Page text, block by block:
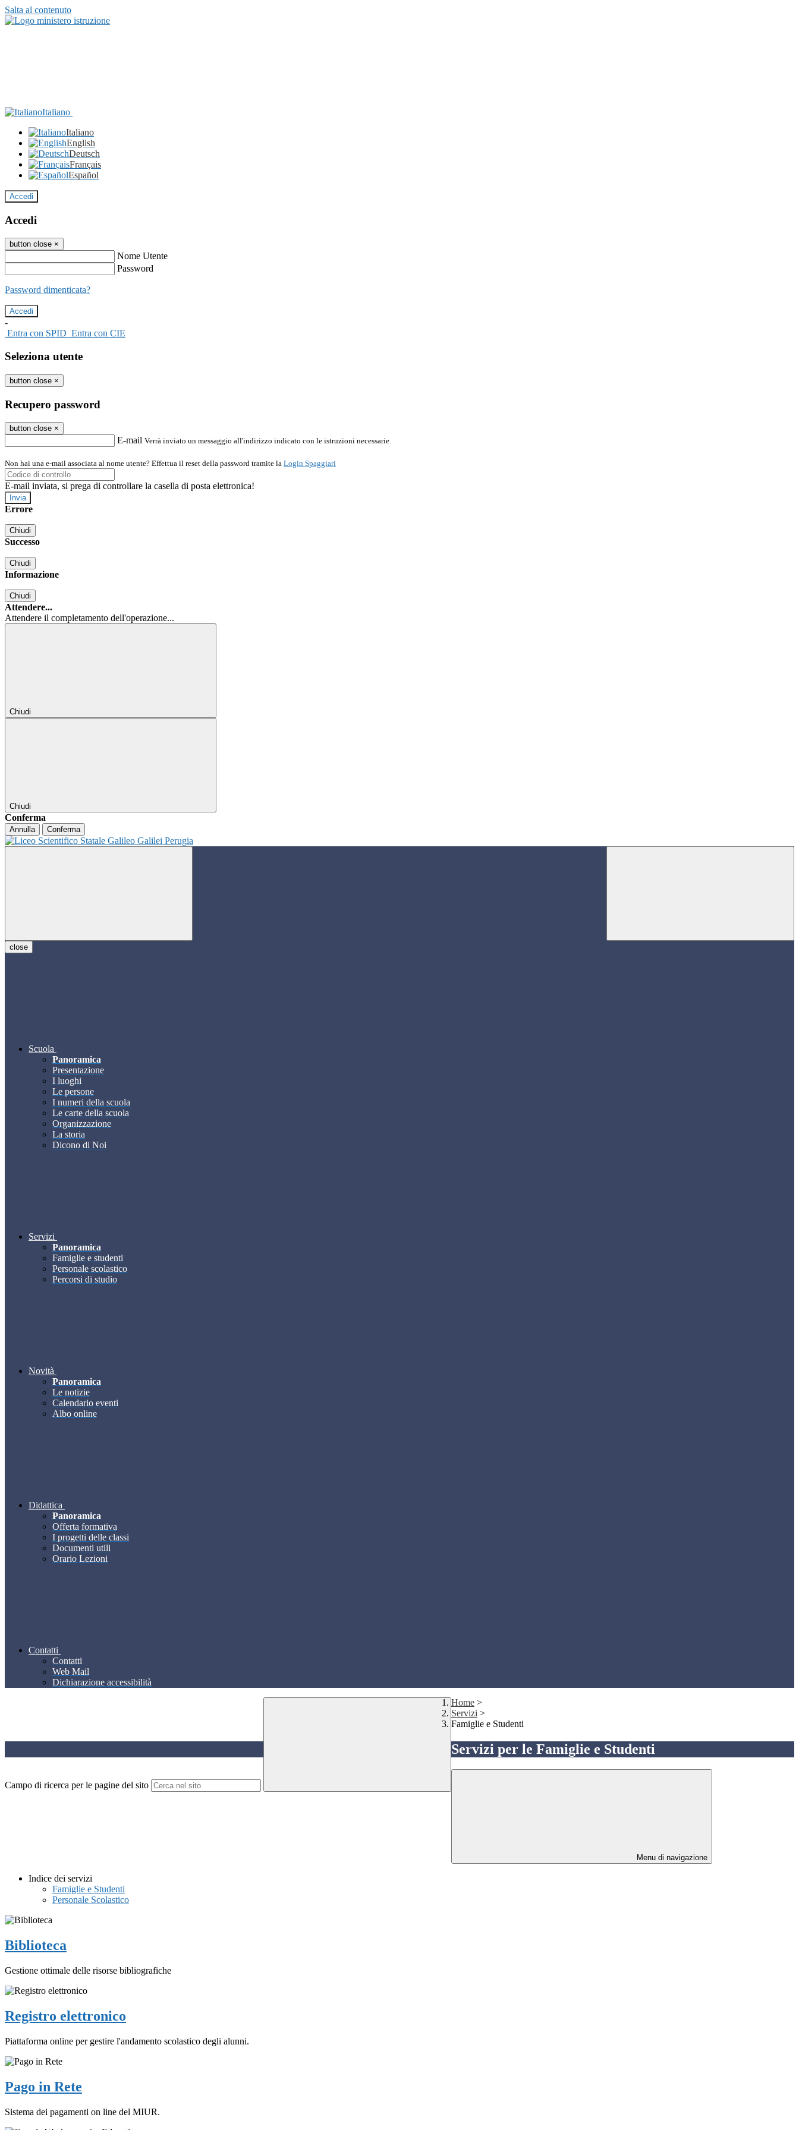
Salta al contenuto
Italiano
Italiano
English
Deutsch
Français
Español
Accedi
Accedi
button close ×
Nome Utente
Password
Password dimenticata?
-
Entra con SPID Entra con CIE
Seleziona utente
button close ×
Recupero password
button close ×
E-mail Verrà inviato un messaggio all'indirizzo indicato con le istruzioni necessarie.
Non hai una e-mail associata al nome utente? Effettua il reset della password tramite la Login Spaggiari
E-mail inviata, si prega di controllare la casella di posta elettronica!
Errore
Chiudi
Successo
Chiudi
Informazione
Chiudi
Attendere...
Attendere il completamento dell'operazione...
Chiudi
Chiudi
Conferma
Annulla Conferma
close
Scuola
Panoramica
Presentazione
I luoghi
Le persone
I numeri della scuola
Le carte della scuola
Organizzazione
La storia
Dicono di Noi
Servizi
Panoramica
Famiglie e studenti
Personale scolastico
Percorsi di studio
Novità
Panoramica
Le notizie
Calendario eventi
Albo online
Didattica
Panoramica
Offerta formativa
I progetti delle classi
Documenti utili
Orario Lezioni
Contatti
Contatti
Web Mail
Dichiarazione accessibilità
Campo di ricerca per le pagine del sito
Home >
Servizi >
Famiglie e Studenti
Servizi per le Famiglie e Studenti
Menu di navigazione
Indice dei servizi
Famiglie e Studenti
Personale Scolastico
Biblioteca
Gestione ottimale delle risorse bibliografiche
Registro elettronico
Piattaforma online per gestire l'andamento scolastico degli alunni.
Pago in Rete
Sistema dei pagamenti on line del MIUR.